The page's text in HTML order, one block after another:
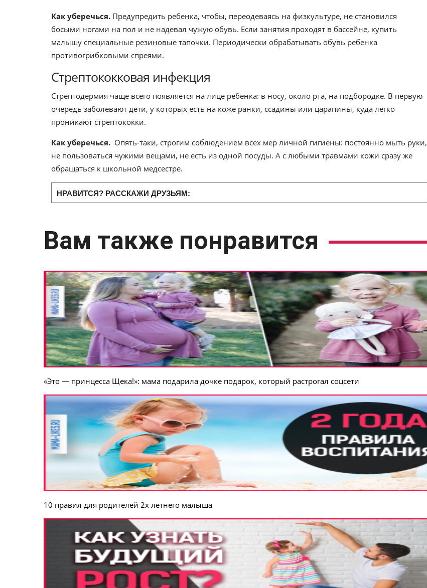
Как уберечься. Предупредить ребенка, чтобы, переодеваясь на физкультуре, не становился
босыми ногами на пол и не надевал чужую обувь. Если занятия проходят в бассейне, купить
малышу специальные резиновые тапочки. Периодически обрабатывать обувь ребенка
противогрибковыми спреями.
Стрептококковая инфекция
Стрептодермия чаще всего появляется на лице ребенка: в носу, около рта, на подбородке. В первую
очередь заболевают дети, у которых есть на коже ранки, ссадины или царапины, куда легко
проникают стрептококки.
Как уберечься. Опять-таки, строгим соблюдением всех мер личной гигиены: постоянно мыть руки,
не пользоваться чужими вещами, не есть из одной посуды. А с любыми травмами кожи сразу же
обращаться к школьной медсестре.
НРАВИТСЯ? РАССКАЖИ ДРУЗЬЯМ:
Вам также понравится
«Это — принцесса Щека!»: мама подарила дочке подарок, который растрогал соцсети
10 правил для родителей 2х летнего малыша